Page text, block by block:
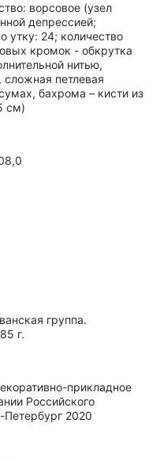
ворсовое (узел
депрессией;
утку: 24; количество
кромок - обкрутка
нитью,
сложная петлевая
бахрома – кисти из
см)
группа.
г.
прикладное
Российского
Петербург 2020